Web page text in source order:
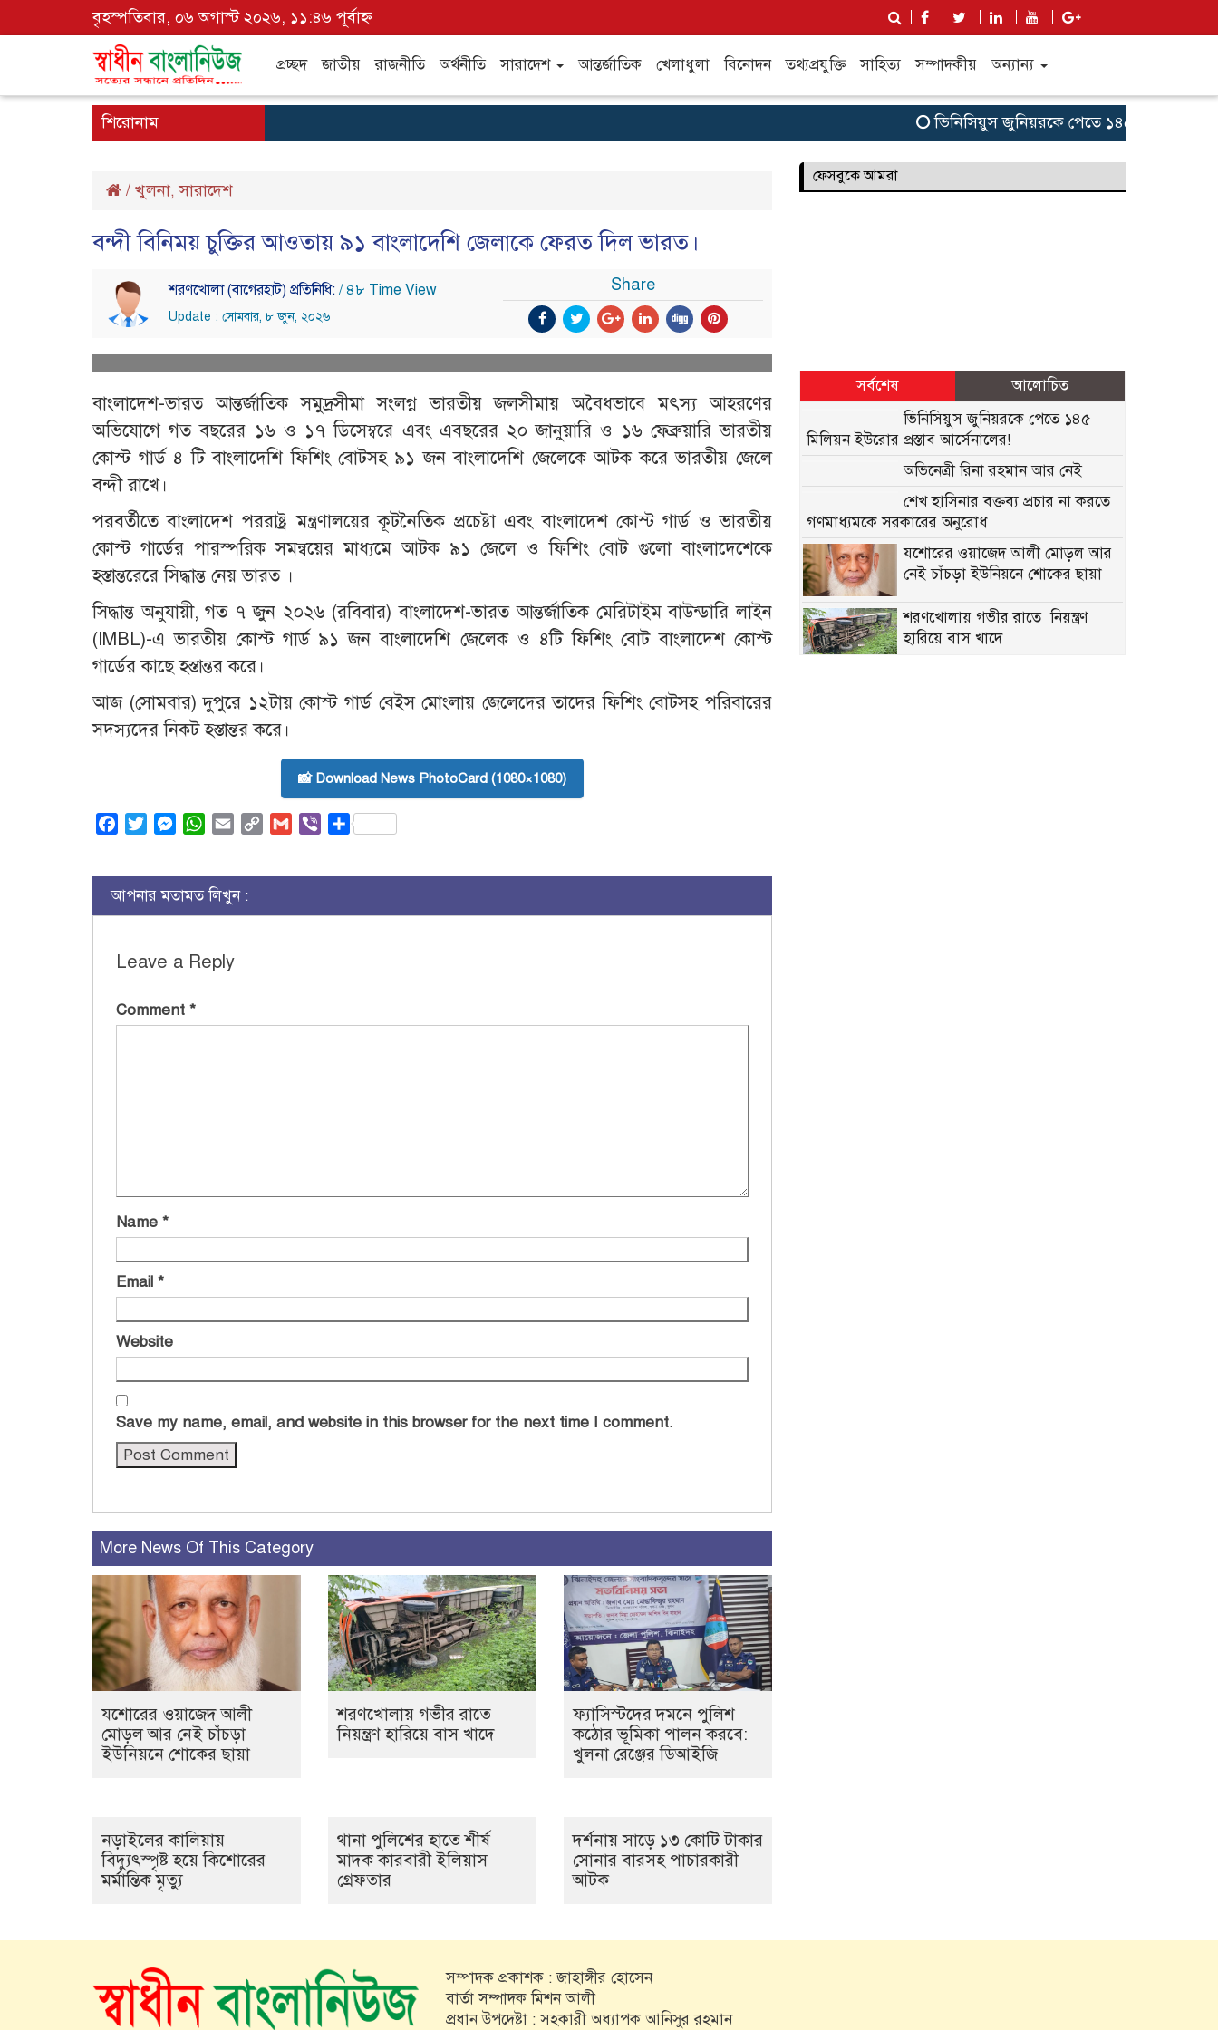
বৃহস্পতিবার, ০৬ অগাস্ট ২০২৬, ১১:৪৬ পূর্বাহ্ন
প্রচ্ছদ জাতীয় রাজনীতি অর্থনীতি সারাদেশ আন্তর্জাতিক খেলাধুলা বিনোদন তথ্যপ্রযুক্তি সাহিত্য সম্পাদকীয় অন্যান্য
শিরোনাম ভিনিসিয়ুস জুনিয়রকে পেতে ১৪৫ মিলিয়ন ইউরোর
/ খুলনা,সারাদেশ
বন্দী বিনিময় চুক্তির আওতায় ৯১ বাংলাদেশি জেলাকে ফেরত দিল ভারত।
শরণখোলা (বাগেরহাট) প্রতিনিধি: / ৪৮ Time View
Update : সোমবার, ৮ জুন, ২০২৬
Share
বাংলাদেশ-ভারত আন্তর্জাতিক সমুদ্রসীমা সংলগ্ন ভারতীয় জলসীমায় অবৈধভাবে মৎস্য আহরণের
অভিযোগে গত বছরের ১৬ ও ১৭ ডিসেম্বরে এবং এবছরের ২০ জানুয়ারি ও ১৬ ফেব্রুয়ারি ভারতীয়
কোস্ট গার্ড ৪ টি বাংলাদেশি ফিশিং বোটসহ ৯১ জন বাংলাদেশি জেলেকে আটক করে ভারতীয় জেলে
বন্দী রাখে।
পরবর্তীতে বাংলাদেশ পররাষ্ট্র মন্ত্রণালয়ের কূটনৈতিক প্রচেষ্টা এবং বাংলাদেশ কোস্ট গার্ড ও ভারতীয়
কোস্ট গার্ডের পারস্পরিক সমন্বয়ের মাধ্যমে আটক ৯১ জেলে ও ফিশিং বোট গুলো বাংলাদেশেকে
হস্তান্তরেরে সিদ্ধান্ত নেয় ভারত ।
সিদ্ধান্ত অনুযায়ী, গত ৭ জুন ২০২৬ (রবিবার) বাংলাদেশ-ভারত আন্তর্জাতিক মেরিটাইম বাউন্ডারি লাইন
(IMBL)-এ ভারতীয় কোস্ট গার্ড ৯১ জন বাংলাদেশি জেলেক ও ৪টি ফিশিং বোট বাংলাদেশ কোস্ট
গার্ডের কাছে হস্তান্তর করে।
আজ (সোমবার) দুপুরে ১২টায় কোস্ট গার্ড বেইস মোংলায় জেলেদের তাদের ফিশিং বোটসহ পরিবারের
সদস্যদের নিকট হস্তান্তর করে।
📸 Download News PhotoCard (1080×1080)
FacebookTwitterMessenger
WhatsApp
Email
Copy
Gmail ViberShare
আপনার মতামত লিখুন :
Leave a Reply
Comment *
Name *
Email *
Website
Save my name, email, and website in this browser for the next time I comment.
More News Of This Category
যশোরের ওয়াজেদ আলী
মোড়ল আর নেই চাঁচড়া
ইউনিয়নে শোকের ছায়া
শরণখোলায় গভীর রাতে
নিয়ন্ত্রণ হারিয়ে বাস খাদে
ফ্যাসিস্টদের দমনে পুলিশ
কঠোর ভূমিকা পালন করবে:
খুলনা রেঞ্জের ডিআইজি
নড়াইলের কালিয়ায়
বিদ্যুৎস্পৃষ্ট হয়ে কিশোরের
মর্মান্তিক মৃত্যু
থানা পুলিশের হাতে শীর্ষ
মাদক কারবারী ইলিয়াস
গ্রেফতার
দর্শনায় সাড়ে ১৩ কোটি টাকার
সোনার বারসহ পাচারকারী
আটক
ফেসবুকে আমরা
সর্বশেষ
আলোচিত
ভিনিসিয়ুস জুনিয়রকে পেতে ১৪৫
মিলিয়ন ইউরোর প্রস্তাব আর্সেনালের!
অভিনেত্রী রিনা রহমান আর নেই
শেখ হাসিনার বক্তব্য প্রচার না করতে
গণমাধ্যমকে সরকারের অনুরোধ
যশোরের ওয়াজেদ আলী মোড়ল আর
নেই চাঁচড়া ইউনিয়নে শোকের ছায়া
শরণখোলায় গভীর রাতে নিয়ন্ত্রণ
হারিয়ে বাস খাদে
সম্পাদক প্রকাশক : জাহাঙ্গীর হোসেন
বার্তা সম্পাদক মিশন আলী
প্রধান উপদেষ্টা : সহকারী অধ্যাপক আনিসুর রহমান